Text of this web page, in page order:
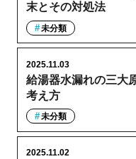
末とその対処法
未分類
給湯器水漏れの三大
考え方
2025.11.03
未分類
2025.11.02